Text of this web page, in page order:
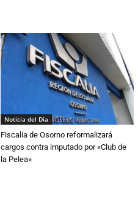
Noticia del Día
Fiscalía de Osorno reformalizará
cargos contra imputado por «Club de
la Pelea»